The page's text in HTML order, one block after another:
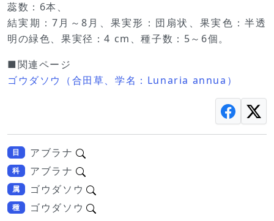
蕊数：6本、
結実期：7月～8月、果実形：団扇状、果実色：半透
明の緑色、果実径：4 cm、種子数：5～6個。
■関連ページ
ゴウダソウ（合田草、学名：Lunaria annua）
目 アブラナ
科 アブラナ
属 ゴウダソウ
種 ゴウダソウ